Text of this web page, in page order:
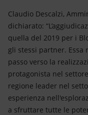
Claudio Descalzi,
dichiarato:
quella del 2019 per i
gli stessi partner.
passo verso la
protagonista nel
regione leader nel
esperienza
a sfruttare tutte le